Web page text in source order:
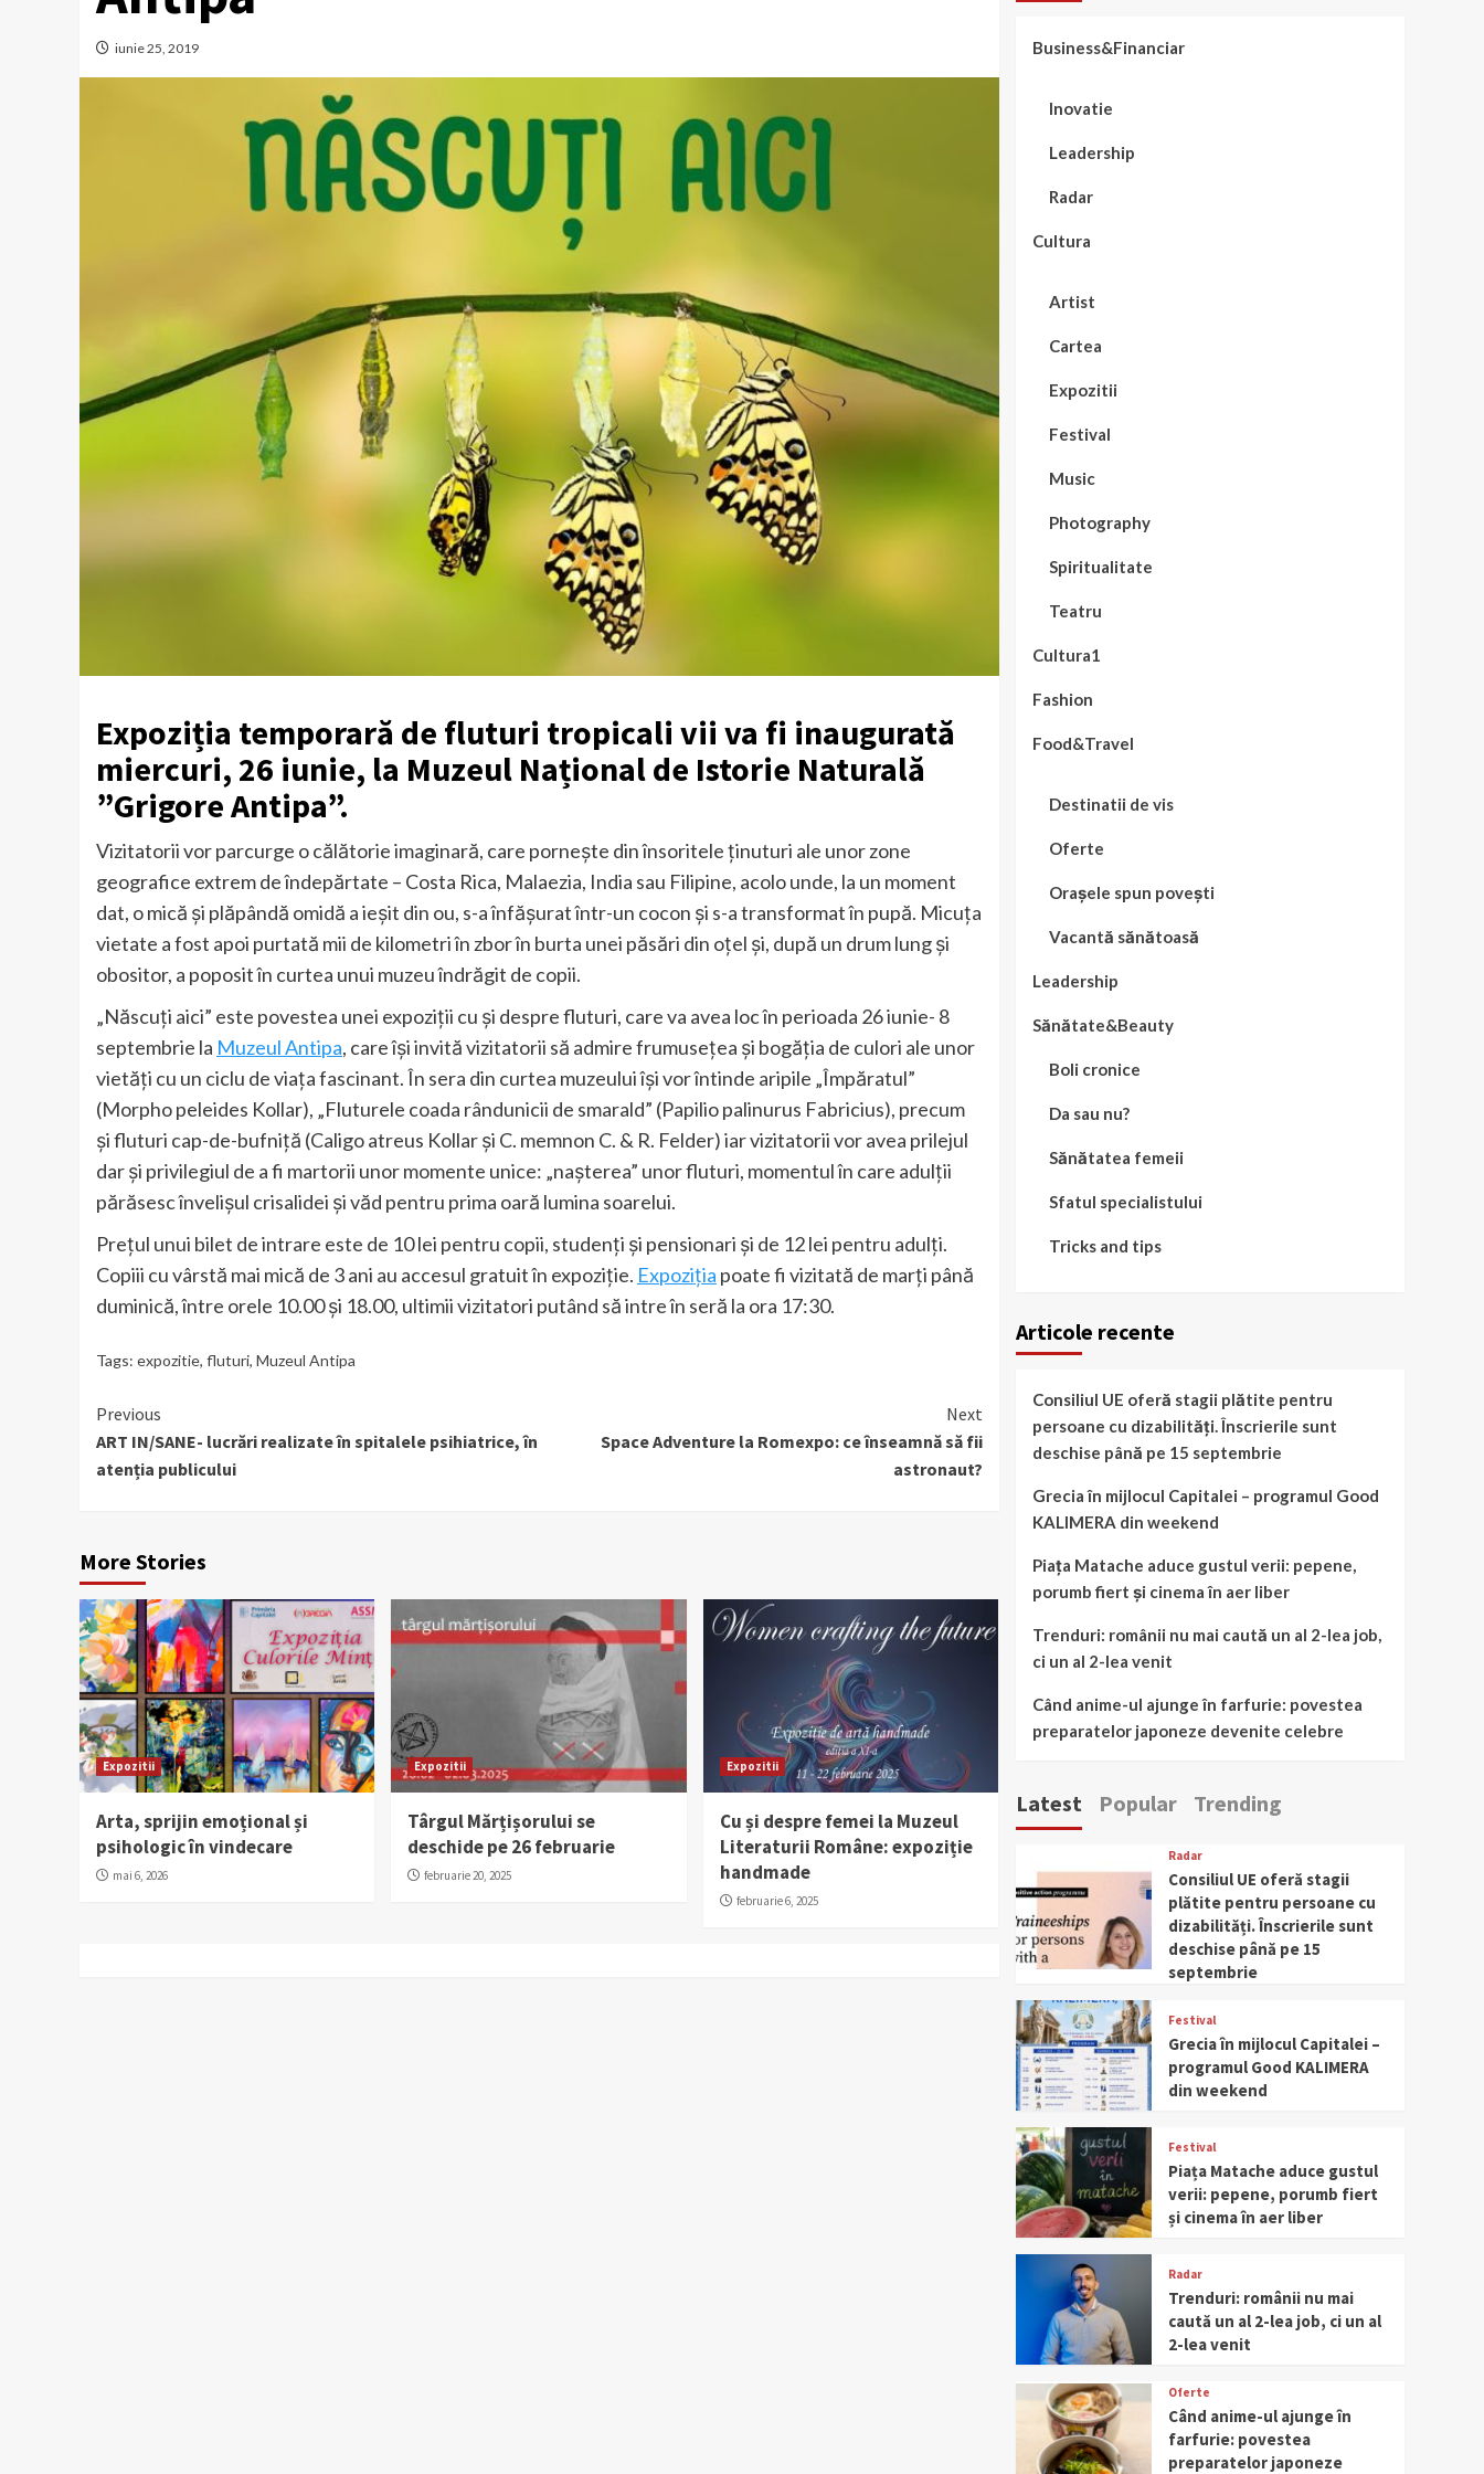
iunie 25, 2019
Expoziția temporară de fluturi tropicali vii va fi inaugurată
miercuri, 26 iunie, la Muzeul Național de Istorie Naturală
”Grigore Antipa”.
Vizitatorii vor parcurge o călătorie imaginară, care pornește din însoritele ținuturi ale unor zone
geografice extrem de îndepărtate – Costa Rica, Malaezia, India sau Filipine, acolo unde, la un moment
dat, o mică și plăpândă omidă a ieșit din ou, s-a înfășurat într-un cocon și s-a transformat în pupă. Micuța
vietate a fost apoi purtată mii de kilometri în zbor în burta unei păsări din oțel și, după un drum lung și
obositor, a poposit în curtea unui muzeu îndrăgit de copii.
„Născuți aici” este povestea unei expoziții cu și despre fluturi, care va avea loc în perioada 26 iunie- 8
septembrie la Muzeul Antipa, care își invită vizitatorii să admire frumusețea și bogăția de culori ale unor
vietăți cu un ciclu de viața fascinant. În sera din curtea muzeului își vor întinde aripile „Împăratul”
(Morpho peleides Kollar), „Fluturele coada rândunicii de smarald” (Papilio palinurus Fabricius), precum
și fluturi cap-de-bufniță (Caligo atreus Kollar și C. memnon C. & R. Felder) iar vizitatorii vor avea prilejul
dar și privilegiul de a fi martorii unor momente unice: „naşterea” unor fluturi, momentul în care adulţii
părăsesc învelişul crisalidei şi văd pentru prima oară lumina soarelui.
Preţul unui bilet de intrare este de 10 lei pentru copii, studenți și pensionari şi de 12 lei pentru adulți.
Copiii cu vârstă mai mică de 3 ani au accesul gratuit în expoziție. Expoziţia poate fi vizitată de marţi până
duminică, între orele 10.00 şi 18.00, ultimii vizitatori putând să intre în seră la ora 17:30.
Tags: expozitie, fluturi, Muzeul Antipa
Continue
Reading
Previous
ART IN/SANE- lucrări realizate în spitalele psihiatrice, în
atenția publicului
Next
Space Adventure la Romexpo: ce înseamnă să fii
astronaut?
More Stories
Expozitii
Arta, sprijin emoțional și
psihologic în vindecare
mai 6, 2026
Expozitii
Târgul Mărțișorului se
deschide pe 26 februarie
februarie 20, 2025
Expozitii
Cu și despre femei la Muzeul
Literaturii Române: expoziție
handmade
februarie 6, 2025
Business&Financiar
Inovatie
Leadership
Radar
Cultura
Artist
Cartea
Expozitii
Festival
Music
Photography
Spiritualitate
Teatru
Cultura1
Fashion
Food&Travel
Destinatii de vis
Oferte
Orașele spun povești
Vacantă sănătoasă
Leadership
Sănătate&Beauty
Boli cronice
Da sau nu?
Sănătatea femeii
Sfatul specialistului
Tricks and tips
Articole recente
Consiliul UE oferă stagii plătite pentru
persoane cu dizabilități. Înscrierile sunt
deschise până pe 15 septembrie
Grecia în mijlocul Capitalei – programul Good
KALIMERA din weekend
Piața Matache aduce gustul verii: pepene,
porumb fiert și cinema în aer liber
Trenduri: românii nu mai caută un al 2-lea job,
ci un al 2-lea venit
Când anime-ul ajunge în farfurie: povestea
preparatelor japoneze devenite celebre
Latest Popular Trending
Radar
Consiliul UE oferă stagii
plătite pentru persoane cu
dizabilități. Înscrierile sunt
deschise până pe 15
septembrie
Festival
Grecia în mijlocul Capitalei –
programul Good KALIMERA
din weekend
Festival
Piața Matache aduce gustul
verii: pepene, porumb fiert
și cinema în aer liber
Radar
Trenduri: românii nu mai
caută un al 2-lea job, ci un al
2-lea venit
Oferte
Când anime-ul ajunge în
farfurie: povestea
preparatelor japoneze